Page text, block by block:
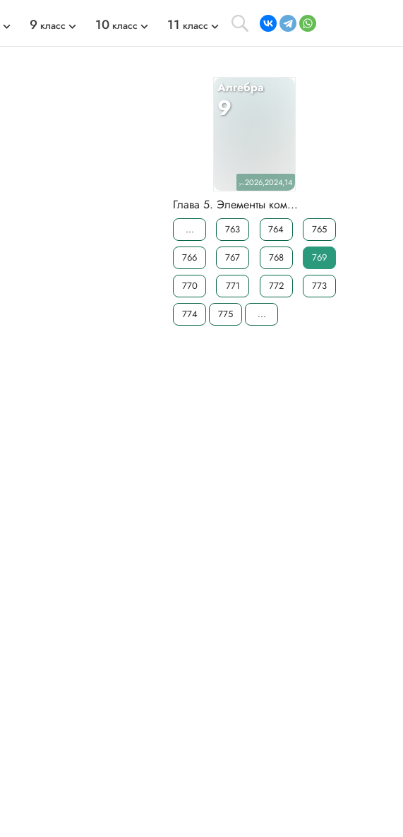
9 класс 10 класс 11 класс
Алгебра
9
уч.2026,2024,14
Глава 5. Элементы ком...
... 763 764 765
766 767 768 769
770 771 772 773
774 775 ...